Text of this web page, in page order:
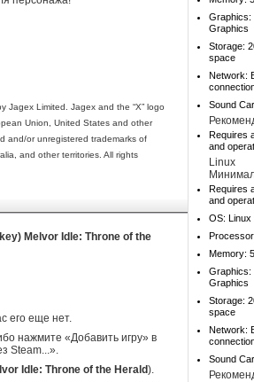
Jagex Limited. Jagex and the “X” logo
Union, United States and other
and/or unregistered trademarks of
and other territories. All rights
Melvor Idle: Throne of the
его еще нет.
нажмите «Добавить игру» в
Steam...».
Idle: Throne of the Herald).
Graphics:
Graphics
Storage:
space
Network:
Sound
Requires
and
Linux
Requires
and
OS: Linux
Memory:
Graphics:
Graphics
Storage:
space
Network:
Sound